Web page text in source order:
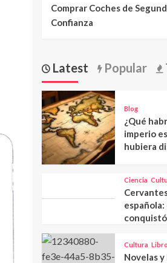
Comprar Coches de
Confianza
Latest Popular
Blog
¿Qué
imperio
hubiera
Ciencia
Cultura
Novelas